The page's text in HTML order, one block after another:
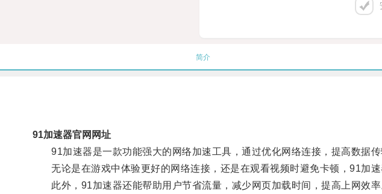
简介
91加速器官网网址
91加速器是一款功能强大的网络加速工具，通过优化网络连接，提高数据传
无论是在游戏中体验更好的网络连接，还是在观看视频时避免卡顿，91加速
此外，91加速器还能帮助用户节省流量，减少网页加载时间，提高上网效率